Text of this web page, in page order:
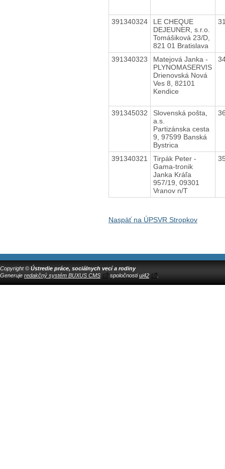
391340324
LE CHEQUE
DEJEUNER, s.r.o.
Tomášiková 23/D,
821 01 Bratislava
391340323
Matejová Janka -
PLYNOMASERVIS
Drienovská Nová
Ves 8, 82101
Kendice
391345032
Slovenská pošta,
a.s.
Partizánska cesta
9, 97599 Banská
Bystrica
391340321
Tirpák Peter -
Gama-tronik
Janka Kráľa
957/19, 09301
Vranov n/T
Naspäť na ÚPSVR Stropkov
Copyright © Ústredie práce, sociálnych vecí a rodiny
Generuje redakčný systém BUXUS CMS spoločnostiui42